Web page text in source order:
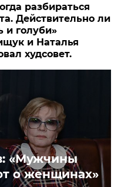
разбираться
Действительно ли
и голуби»
и Наталья
худсовет.
«Мужчины
о женщинах»